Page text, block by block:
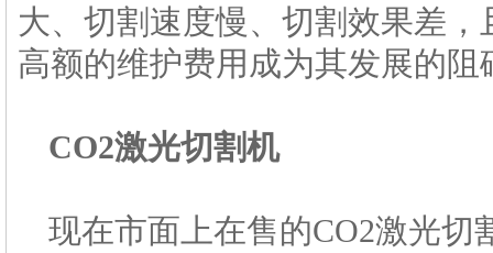
大、切割速度慢、切割效果差
高额的维护费用成为其发展的阻
CO2激光切割机
现在市面上在售的CO2激光